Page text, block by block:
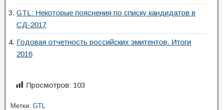
GTL: Некоторые пояснения по списку кандидатов в
СД-2017
Годовая отчетность российских эмитентов. Итоги
2016
Просмотров: 103
Метки: GTL